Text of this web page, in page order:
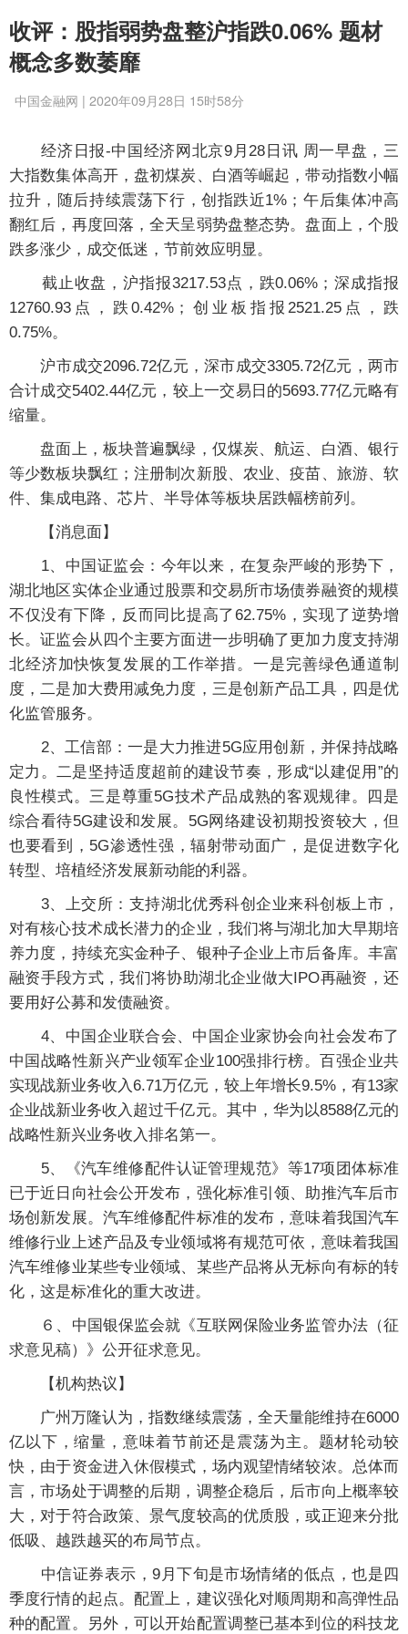
收评：股指弱势盘整沪指跌0.06% 题材
概念多数萎靡
中国金融网 | 2020年09月28日 15时58分
经济日报-中国经济网北京9月28日讯 周一早盘，三
大指数集体高开，盘初煤炭、白酒等崛起，带动指数小幅
拉升，随后持续震荡下行，创指跌近1%；午后集体冲高
翻红后，再度回落，全天呈弱势盘整态势。盘面上，个股
跌多涨少，成交低迷，节前效应明显。
截止收盘，沪指报3217.53点，跌0.06%；深成指报
12760.93点，跌0.42%；创业板指报2521.25点，跌
0.75%。
沪市成交2096.72亿元，深市成交3305.72亿元，两市
合计成交5402.44亿元，较上一交易日的5693.77亿元略有
缩量。
盘面上，板块普遍飘绿，仅煤炭、航运、白酒、银行
等少数板块飘红；注册制次新股、农业、疫苗、旅游、软
件、集成电路、芯片、半导体等板块居跌幅榜前列。
【消息面】
1、中国证监会：今年以来，在复杂严峻的形势下，
湖北地区实体企业通过股票和交易所市场债券融资的规模
不仅没有下降，反而同比提高了62.75%，实现了逆势增
长。证监会从四个主要方面进一步明确了更加力度支持湖
北经济加快恢复发展的工作举措。一是完善绿色通道制
度，二是加大费用减免力度，三是创新产品工具，四是优
化监管服务。
2、工信部：一是大力推进5G应用创新，并保持战略
定力。二是坚持适度超前的建设节奏，形成“以建促用”的
良性模式。三是尊重5G技术产品成熟的客观规律。四是
综合看待5G建设和发展。5G网络建设初期投资较大，但
也要看到，5G渗透性强，辐射带动面广，是促进数字化
转型、培植经济发展新动能的利器。
3、上交所：支持湖北优秀科创企业来科创板上市，
对有核心技术成长潜力的企业，我们将与湖北加大早期培
养力度，持续充实金种子、银种子企业上市后备库。丰富
融资手段方式，我们将协助湖北企业做大IPO再融资，还
要用好公募和发债融资。
4、中国企业联合会、中国企业家协会向社会发布了
中国战略性新兴产业领军企业100强排行榜。百强企业共
实现战新业务收入6.71万亿元，较上年增长9.5%，有13家
企业战新业务收入超过千亿元。其中，华为以8588亿元的
战略性新兴业务收入排名第一。
5、《汽车维修配件认证管理规范》等17项团体标准
已于近日向社会公开发布，强化标准引领、助推汽车后市
场创新发展。汽车维修配件标准的发布，意味着我国汽车
维修行业上述产品及专业领域将有规范可依，意味着我国
汽车维修业某些专业领域、某些产品将从无标向有标的转
化，这是标准化的重大改进。
６、中国银保监会就《互联网保险业务监管办法（征
求意见稿）》公开征求意见。
【机构热议】
广州万隆认为，指数继续震荡，全天量能维持在6000
亿以下，缩量，意味着节前还是震荡为主。题材轮动较
快，由于资金进入休假模式，场内观望情绪较浓。总体而
言，市场处于调整的后期，调整企稳后，后市向上概率较
大，对于符合政策、景气度较高的优质股，或正迎来分批
低吸、越跌越买的布局节点。
中信证券表示，9月下旬是市场情绪的低点，也是四
季度行情的起点。配置上，建议强化对顺周期和高弹性品
种的配置。另外，可以开始配置调整已基本到位的科技龙